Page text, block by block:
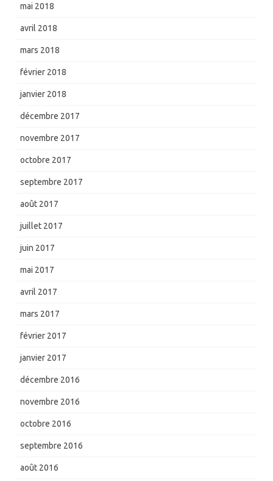
mai 2018
avril 2018
mars 2018
février 2018
janvier 2018
décembre 2017
novembre 2017
octobre 2017
septembre 2017
août 2017
juillet 2017
juin 2017
mai 2017
avril 2017
mars 2017
février 2017
janvier 2017
décembre 2016
novembre 2016
octobre 2016
septembre 2016
août 2016